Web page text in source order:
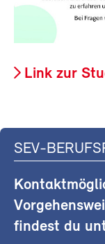
Link zur
SEV-
findest du